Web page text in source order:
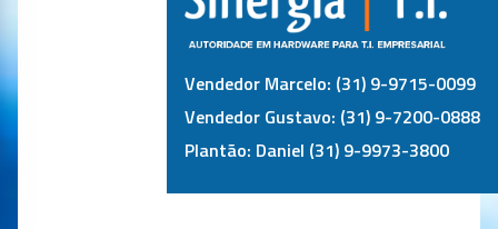
Vendedor Marcelo: (31) 9-9715-0099
Vendedor Gustavo: (31) 9-7200-0888
Plantão: Daniel (31) 9-9973-3800